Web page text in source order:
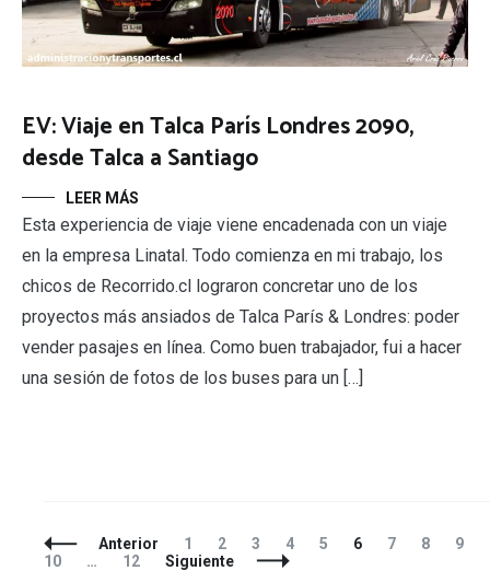
EV: Viaje en Talca París Londres 2090,
desde Talca a Santiago
LEER MÁS
Esta experiencia de viaje viene encadenada con un viaje
en la empresa Linatal. Todo comienza en mi trabajo, los
chicos de Recorrido.cl lograron concretar uno de los
proyectos más ansiados de Talca París & Londres: poder
vender pasajes en línea. Como buen trabajador, fui a hacer
una sesión de fotos de los buses para un […]
Navegación
de
Anterior Página
1 Página
2 Página
3 Página
4 Página
5 Página
6 Página
7 Página
8 9
10
… Página
12 Siguiente